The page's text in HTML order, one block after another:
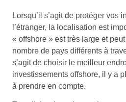
Lorsqu’il s’agit de protéger vos
l’étranger, la localisation est
« offshore » est très large et
nombre de pays différents à
s’agit de choisir le meilleur
investissements offshore, il y a
à prendre en compte.